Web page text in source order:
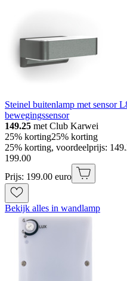
Steinel buitenlamp met sensor
bewegingssensor
149.25 met Club Karwei
25% korting25% korting
25% korting, voordeelprijs:
199.00
Prijs: 199.00 euro
Bekijk alles in wandlamp